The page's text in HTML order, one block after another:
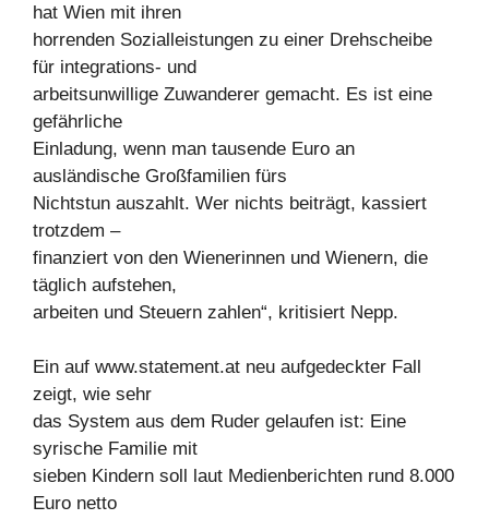
hat Wien mit ihren
horrenden Sozialleistungen zu einer Drehscheibe
für integrations- und
arbeitsunwillige Zuwanderer gemacht. Es ist eine
gefährliche
Einladung, wenn man tausende Euro an
ausländische Großfamilien fürs
Nichtstun auszahlt. Wer nichts beiträgt, kassiert
trotzdem –
finanziert von den Wienerinnen und Wienern, die
täglich aufstehen,
arbeiten und Steuern zahlen“, kritisiert Nepp.
Ein auf www.statement.at neu aufgedeckter Fall
zeigt, wie sehr
das System aus dem Ruder gelaufen ist: Eine
syrische Familie mit
sieben Kindern soll laut Medienberichten rund 8.000
Euro netto